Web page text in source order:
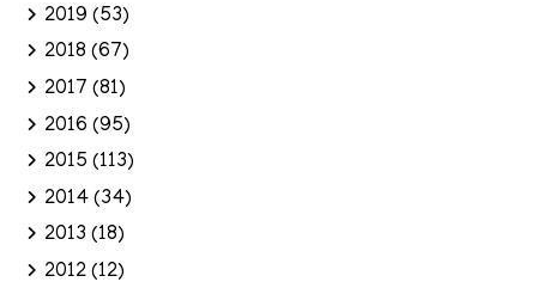
2019 (53)
2018 (67)
2017 (81)
2016 (95)
2015 (113)
2014 (34)
2013 (18)
2012 (12)